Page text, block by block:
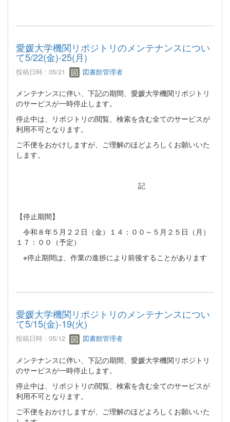
愛媛大学機関リポジトリのメンテナンスについ
て5/22(金)-25(月)
投稿日時 : 05/21 図書館管理者
メンテナンスに伴い、下記の期間、愛媛大学機関リポジトリ
のサービスが一時停止します。
停止中は、リポジトリの閲覧、検索を含む全てのサービスが
利用不可となります。
ご不便をおかけしますが、ご理解のほどよろしくお願いいた
します。
記
【停止期間】
令和８年５月２２日（金）１４：００～５月２５日（月）
１７：００（予定）
※停止期間は、作業の進捗により前後することがあります
愛媛大学機関リポジトリのメンテナンスについ
て5/15(金)-19(火)
投稿日時 : 05/12 図書館管理者
メンテナンスに伴い、下記の期間、愛媛大学機関リポジトリ
のサービスが一時停止します。
停止中は、リポジトリの閲覧、検索を含む全てのサービスが
利用不可となります。
ご不便をおかけしますが、ご理解のほどよろしくお願いいた